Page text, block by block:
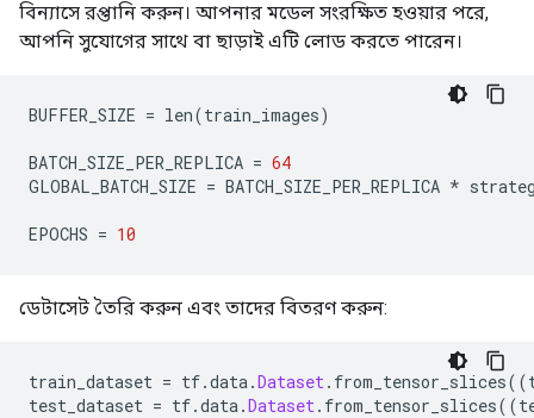
বিন্যাসে রপ্তানি করুন। আপনার মডেল সংরক্ষিত হওয়ার পরে,
আপনি সুযোগের সাথে বা ছাড়াই এটি লোড করতে পারেন।
BUFFER_SIZE = len(train_images)
BATCH_SIZE_PER_REPLICA = 64
GLOBAL_BATCH_SIZE = BATCH_SIZE_PER_REPLICA *
EPOCHS = 10
ডেটাসেট তৈরি করুন এবং তাদের বিতরণ করুন:
train_dataset = tf.data.Dataset. from_tensor_slices((
test_dataset = tf.data.Dataset. from_tensor_slices((